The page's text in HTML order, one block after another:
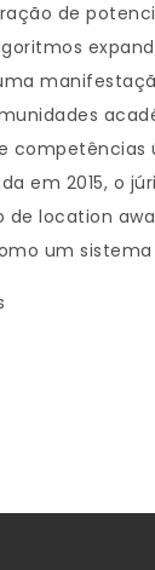
de
competências
em 2015,
de location
um sistema